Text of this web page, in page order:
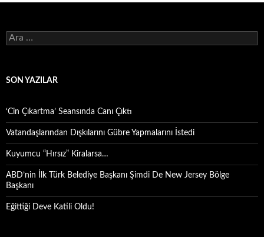
Arama:
SON YAZILAR
‘Cin Çıkartma’ Seansında Canı Çıktı
Vatandaşlarından Dışkılarını Gübre Yapmalarını İstedi
Kuyumcu “Hırsız” Kiralarsa…
ABD’nin İlk Türk Belediye Başkanı Şimdi De New Jersey Bölge
Başkanı
Eğittiği Deve Katili Oldu!